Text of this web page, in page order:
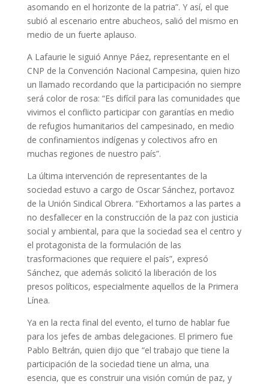
asomando en el horizonte de la patria”. Y así, el que
subió al escenario entre abucheos, salió del mismo en
medio de un fuerte aplauso.
A Lafaurie le siguió Annye Páez, representante en el
CNP de la Convención Nacional Campesina, quien hizo
un llamado recordando que la participación no siempre
será color de rosa: “Es difícil para las comunidades que
vivimos el conflicto participar con garantías en medio
de refugios humanitarios del campesinado, en medio
de confinamientos indígenas y colectivos afro en
muchas regiones de nuestro país”.
La última intervención de representantes de la
sociedad estuvo a cargo de Oscar Sánchez, portavoz
de la Unión Sindical Obrera. “Exhortamos a las partes a
no desfallecer en la construcción de la paz con justicia
social y ambiental, para que la sociedad sea el centro y
el protagonista de la formulación de las
trasformaciones que requiere el país”, expresó
Sánchez, que además solicitó la liberación de los
presos políticos, especialmente aquellos de la Primera
Línea.
Ya en la recta final del evento, el turno de hablar fue
para los jefes de ambas delegaciones. El primero fue
Pablo Beltrán, quien dijo que “el trabajo que tiene la
participación de la sociedad tiene un alma, una
esencia, que es construir una visión común de paz, y